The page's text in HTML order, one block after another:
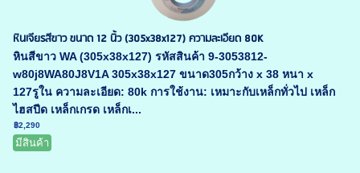
หินเจียรสีขาว ขนาด 12 นิ้ว (305x38x127) ความละเอียด 80K
หินสีขาว WA (305x38x127) รหัสสินค้า 9-3053812-
w80j8WA80J8V1A 305x38x127 ขนาด305กว้าง x 38 หนา x
127รูใน ความละเอียด: 80k การใช้งาน: เหมาะกับเหล็กทั่วไป เหล็ก
ไฮสปีด เหล็กเกรด เหล็กเ...
฿2,290
มีสินค้า